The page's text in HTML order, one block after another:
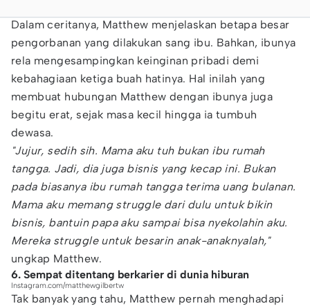
Dalam ceritanya, Matthew menjelaskan betapa besar
pengorbanan yang dilakukan sang ibu. Bahkan, ibunya
rela mengesampingkan keinginan pribadi demi
kebahagiaan ketiga buah hatinya. Hal inilah yang
membuat hubungan Matthew dengan ibunya juga
begitu erat, sejak masa kecil hingga ia tumbuh
dewasa.
"Jujur, sedih sih. Mama aku tuh bukan ibu rumah
tangga. Jadi, dia juga bisnis yang kecap ini. Bukan
pada biasanya ibu rumah tangga terima uang bulanan.
Mama aku memang struggle dari dulu untuk bikin
bisnis, bantuin papa aku sampai bisa nyekolahin aku.
Mereka struggle untuk besarin anak-anaknyalah,"
ungkap Matthew.
6. Sempat ditentang berkarier di dunia hiburan
Instagram.com/matthewgilbertw
Tak banyak yang tahu, Matthew pernah menghadapi